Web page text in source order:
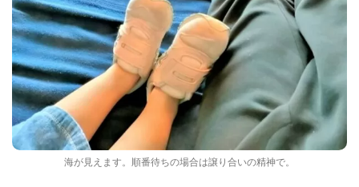
海が見えます。順番待ちの場合は譲り合いの精神で。